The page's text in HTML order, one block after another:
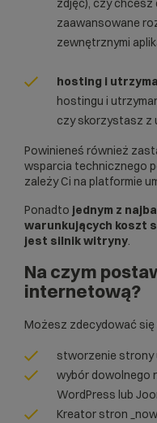
zdjęć), czy
zaawansowane
zewnętrznymi
hosting i
hostingu i
czy skorzystasz z
Powinieneś również
wsparcia technicznego
zależy Ci na platformie
Ponadto jednym z
warunkujących koszt
jest silnik witryny.
Na czym
internetową?
Możesz zdecydować się
stworzenie strony
wybór dowolnego
WordPress lub
Kreator stron _now